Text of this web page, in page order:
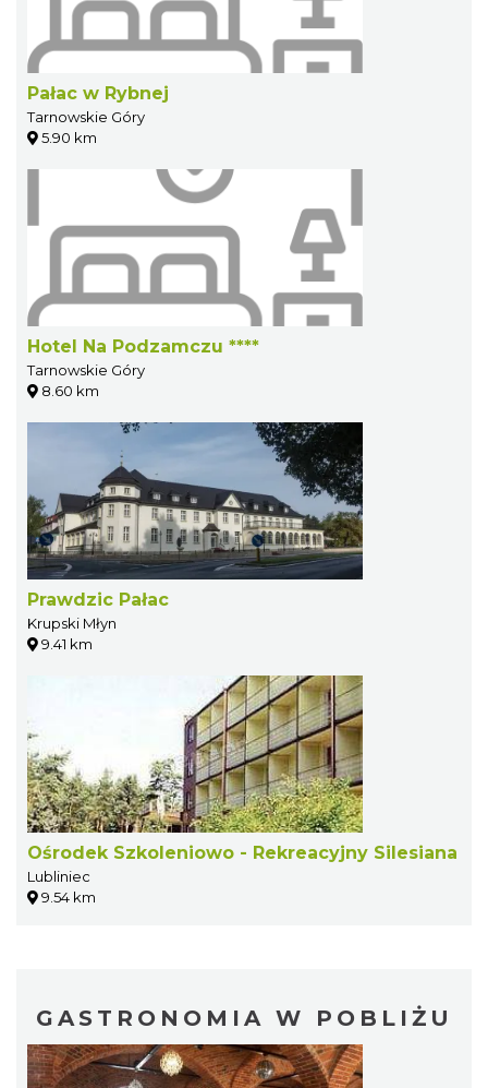
Pałac w Rybnej
Tarnowskie Góry
5.90 km
Hotel Na Podzamczu ****
Tarnowskie Góry
8.60 km
Prawdzic Pałac
Krupski Młyn
9.41 km
Ośrodek Szkoleniowo - Rekreacyjny Silesiana
Lubliniec
9.54 km
GASTRONOMIA W POBLIŻU